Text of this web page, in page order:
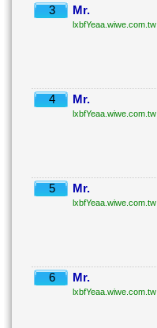
3 Mr.
lxbfYeaa.wiwe.com.tw
4 Mr.
lxbfYeaa.wiwe.com.tw
5 Mr.
lxbfYeaa.wiwe.com.tw
6 Mr.
lxbfYeaa.wiwe.com.tw